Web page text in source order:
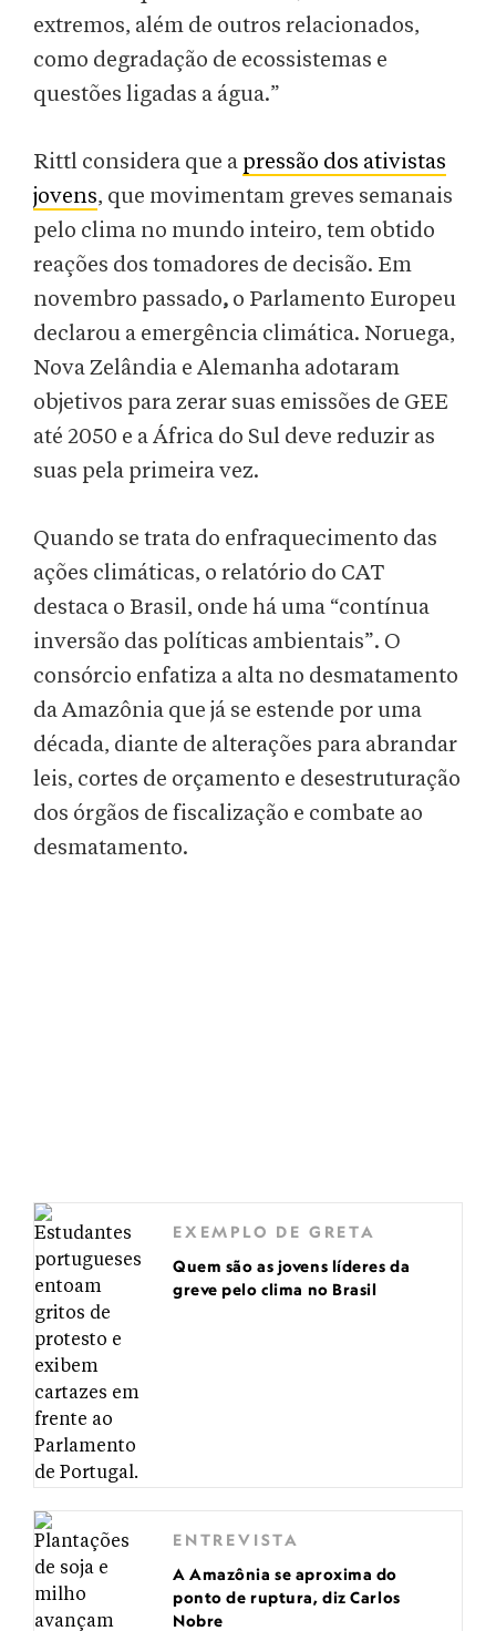
extremos, além de outros relacionados,
como degradação de ecossistemas e
questões ligadas a água.”
Rittl considera que a pressão dos ativistas
jovens, que movimentam greves semanais
pelo clima no mundo inteiro, tem obtido
reações dos tomadores de decisão. Em
novembro passado, o Parlamento Europeu
declarou a emergência climática. Noruega,
Nova Zelândia e Alemanha adotaram
objetivos para zerar suas emissões de GEE
até 2050 e a África do Sul deve reduzir as
suas pela primeira vez.
Quando se trata do enfraquecimento das
ações climáticas, o relatório do CAT
destaca o Brasil, onde há uma “contínua
inversão das políticas ambientais”. O
consórcio enfatiza a alta no desmatamento
da Amazônia que já se estende por uma
década, diante de alterações para abrandar
leis, cortes de orçamento e desestruturação
dos órgãos de fiscalização e combate ao
desmatamento.
EXEMPLO DE GRETA
Quem são as jovens líderes da
greve pelo clima no Brasil
ENTREVISTA
A Amazônia se aproxima do
ponto de ruptura, diz Carlos
Nobre